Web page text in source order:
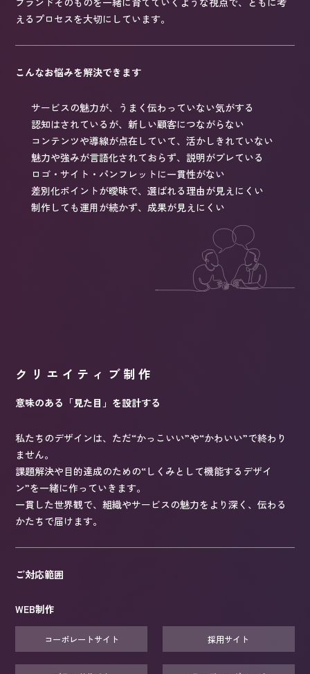
えるプロセスを大切にしています。
こんなお悩みを解決できます
サービスの魅力が、うまく伝わっていない気がする
認知はされているが、新しい顧客につながらない
コンテンツや導線が点在していて、活かしきれていない
魅力や強みが言語化されておらず、説明がブレている
ロゴ・サイト・パンフレットに一貫性がない
差別化ポイントが曖昧で、選ばれる理由が見えにくい
制作しても運用が続かず、成果が見えにくい
クリエイティブ制作
意味のある「見た目」を設計する
私たちのデザインは、ただ“かっこいい”や“かわいい”で終わり
ません。
課題解決や目的達成のための“しくみとして機能するデザイ
ン”を一緒に作っていきます。
一貫した世界観で、組織やサービスの魅力をより深く、伝わる
かたちで届けます。
ご対応範囲
WEB制作
コーポレートサイト 採用サイト